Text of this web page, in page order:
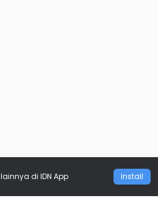
lainnya di IDN App Install